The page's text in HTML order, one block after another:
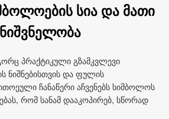
სია და მათი
პრაქტიკული გზამკვლევი
და ფულის
ჩანაწერი აჩვენებს სიმბოლოს
რომ სანამ დააკოპირებ, სწორად